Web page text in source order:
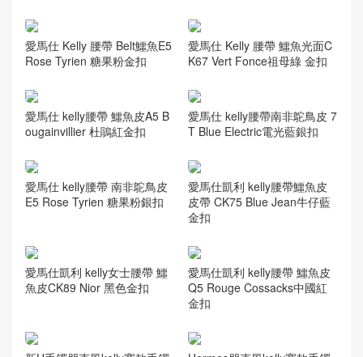
愛馬仕 Kelly 腰帶 Belt鱷魚E5
Rose Tyrien 糖果粉金扣
愛馬仕 Kelly 腰帶 鱷魚光面C
K67 Vert Fonce祖母綠 金扣
愛馬仕 kelly腰帶 鱷魚皮A5 B
ougainvillier 杜鵑紅金扣
愛馬仕 kelly腰帶南非鴕鳥皮 7
T Blue Electric電光藍銀扣
愛馬仕 kelly腰帶 南非鴕鳥皮
E5 Rose Tyrien 糖果粉銀扣
愛馬仕凱利 kelly腰帶鱷魚皮
皮帶 CK75 Blue Jean牛仔藍
金扣
愛馬仕凱利 kelly女士腰帶 鱷
魚皮CK89 Nior 黑色金扣
愛馬仕凱利 kelly腰帶 鱷魚皮
Q5 Rouge Cossacks中國紅
金扣